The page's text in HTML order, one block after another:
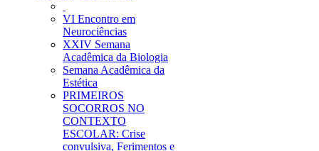
VI Encontro em
Neurociências
XXIV Semana
Acadêmica da Biologia
Semana Acadêmica da
Estética
PRIMEIROS
SOCORROS NO
CONTEXTO
ESCOLAR: Crise
convulsiva, Ferimentos e